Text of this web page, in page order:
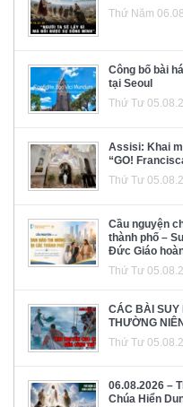
Thứ Năm
Công bố bài
tại Seoul
Thứ Tư
Assisi: Khai
“GO!
Thứ Tư
Cầu nguyện
thành phố –
Đức Giáo
Thứ Tư
CÁC BÀI SUY
THƯỜNG
Thứ Tư
06.08.2026 –
Chúa Hiển